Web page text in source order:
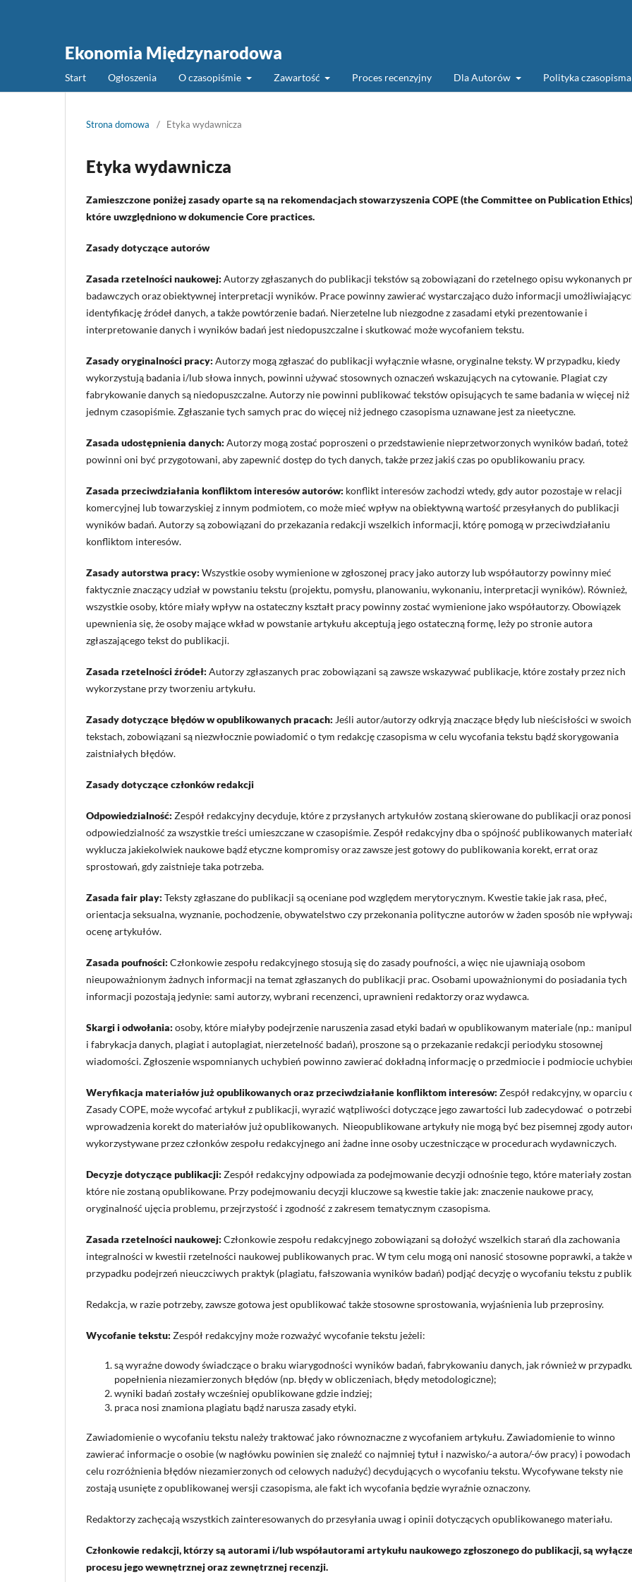
Ekonomia Międzynarodowa
Start Ogłoszenia O czasopiśmie Zawartość Proces recenzyjny Dla Autorów Polityka czasopisma
Strona domowa / Etyka wydawnicza
Etyka wydawnicza
Zamieszczone poniżej zasady oparte są na rekomendacjach stowarzyszenia COPE (the Committee on Publication
które uwzględniono w dokumencie Core practices.
Zasady dotyczące autorów
Zasada rzetelności naukowej: Autorzy zgłaszanych do publikacji tekstów są zobowiązani do rzetelnego opisu wykonanych
badawczych oraz obiektywnej interpretacji wyników. Prace powinny zawierać wystarczająco dużo informacji
identyfikację źródeł danych, a także powtórzenie badań. Nierzetelne lub niezgodne z zasadami etyki prezentowanie i
interpretowanie danych i wyników badań jest niedopuszczalne i skutkować może wycofaniem tekstu.
Zasady oryginalności pracy: Autorzy mogą zgłaszać do publikacji wyłącznie własne, oryginalne teksty. W przypadku, kiedy
wykorzystują badania i/lub słowa innych, powinni używać stosownych oznaczeń wskazujących na cytowanie. Plagiat czy
fabrykowanie danych są niedopuszczalne. Autorzy nie powinni publikować tekstów opisujących te same badania w więcej niż
jednym czasopiśmie. Zgłaszanie tych samych prac do więcej niż jednego czasopisma uznawane jest za nieetyczne.
Zasada udostępnienia danych: Autorzy mogą zostać poproszeni o przedstawienie nieprzetworzonych wyników badań, toteż
powinni oni być przygotowani, aby zapewnić dostęp do tych danych, także przez jakiś czas po opublikowaniu pracy.
Zasada przeciwdziałania konfliktom interesów autorów: konflikt interesów zachodzi wtedy, gdy autor pozostaje w relacji
komercyjnej lub towarzyskiej z innym podmiotem, co może mieć wpływ na obiektywną wartość przesyłanych do publikacji
wyników badań. Autorzy są zobowiązani do przekazania redakcji wszelkich informacji, którę pomogą w przeciwdziałaniu
konfliktom interesów.
Zasady autorstwa pracy: Wszystkie osoby wymienione w zgłoszonej pracy jako autorzy lub współautorzy powinny mieć
faktycznie znaczący udział w powstaniu tekstu (projektu, pomysłu, planowaniu, wykonaniu, interpretacji wyników). Również,
wszystkie osoby, które miały wpływ na ostateczny kształt pracy powinny zostać wymienione jako współautorzy. Obowiązek
upewnienia się, że osoby mające wkład w powstanie artykułu akceptują jego ostateczną formę, leży po stronie autora
zgłaszającego tekst do publikacji.
Zasada rzetelności źródeł: Autorzy zgłaszanych prac zobowiązani są zawsze wskazywać publikacje, które zostały przez nich
wykorzystane przy tworzeniu artykułu.
Zasady dotyczące błędów w opublikowanych pracach: Jeśli autor/autorzy odkryją znaczące błędy lub nieścisłości w swoich
tekstach, zobowiązani są niezwłocznie powiadomić o tym redakcję czasopisma w celu wycofania tekstu bądź skorygowania
zaistniałych błędów.
Zasady dotyczące członków redakcji
Odpowiedzialność: Zespół redakcyjny decyduje, które z przysłanych artykułów zostaną skierowane do publikacji oraz ponosi
odpowiedzialność za wszystkie treści umieszczane w czasopiśmie. Zespół redakcyjny dba o spójność publikowanych
wyklucza jakiekolwiek naukowe bądź etyczne kompromisy oraz zawsze jest gotowy do publikowania korekt, errat oraz
sprostowań, gdy zaistnieje taka potrzeba.
Zasada fair play: Teksty zgłaszane do publikacji są oceniane pod względem merytorycznym. Kwestie takie jak rasa, płeć,
orientacja seksualna, wyznanie, pochodzenie, obywatelstwo czy przekonania polityczne autorów w żaden sposób nie
ocenę artykułów.
Zasada poufności: Członkowie zespołu redakcyjnego stosują się do zasady poufności, a więc nie ujawniają osobom
nieupoważnionym żadnych informacji na temat zgłaszanych do publikacji prac. Osobami upoważnionymi do posiadania tych
informacji pozostają jedynie: sami autorzy, wybrani recenzenci, uprawnieni redaktorzy oraz wydawca.
Skargi i odwołania: osoby, które miałyby podejrzenie naruszenia zasad etyki badań w opublikowanym materiale (np.:
i fabrykacja danych, plagiat i autoplagiat, nierzetelność badań), proszone są o przekazanie redakcji periodyku stosownej
wiadomości. Zgłoszenie wspomnianych uchybień powinno zawierać dokładną informację o przedmiocie i podmiocie
Weryfikacja materiałów już opublikowanych oraz przeciwdziałanie konfliktom interesów: Zespół redakcyjny, w oparciu
Zasady COPE, może wycofać artykuł z publikacji, wyrazić wątpliwości dotyczące jego zawartości lub zadecydować o
wprowadzenia korekt do materiałów już opublikowanych. Nieopublikowane artykuły nie mogą być bez pisemnej zgody
wykorzystywane przez członków zespołu redakcyjnego ani żadne inne osoby uczestniczące w procedurach wydawniczych.
Decyzje dotyczące publikacji: Zespół redakcyjny odpowiada za podejmowanie decyzji odnośnie tego, które materiały
które nie zostaną opublikowane. Przy podejmowaniu decyzji kluczowe są kwestie takie jak: znaczenie naukowe pracy,
oryginalność ujęcia problemu, przejrzystość i zgodność z zakresem tematycznym czasopisma.
Zasada rzetelności naukowej: Członkowie zespołu redakcyjnego zobowiązani są dołożyć wszelkich starań dla zachowania
integralności w kwestii rzetelności naukowej publikowanych prac. W tym celu mogą oni nanosić stosowne poprawki, a także
przypadku podejrzeń nieuczciwych praktyk (plagiatu, fałszowania wyników badań) podjąć decyzję o wycofaniu tekstu z
Redakcja, w razie potrzeby, zawsze gotowa jest opublikować także stosowne sprostowania, wyjaśnienia lub przeprosiny.
Wycofanie tekstu: Zespół redakcyjny może rozważyć wycofanie tekstu jeżeli:
są wyraźne dowody świadczące o braku wiarygodności wyników badań, fabrykowaniu danych, jak również w
popełnienia niezamierzonych błędów (np. błędy w obliczeniach, błędy metodologiczne);
wyniki badań zostały wcześniej opublikowane gdzie indziej;
praca nosi znamiona plagiatu bądź narusza zasady etyki.
Zawiadomienie o wycofaniu tekstu należy traktować jako równoznaczne z wycofaniem artykułu. Zawiadomienie to winno
zawierać informacje o osobie (w nagłówku powinien się znaleźć co najmniej tytuł i nazwisko/-a autora/-ów pracy) i
celu rozróżnienia błędów niezamierzonych od celowych nadużyć) decydujących o wycofaniu tekstu. Wycofywane teksty nie
zostają usunięte z opublikowanej wersji czasopisma, ale fakt ich wycofania będzie wyraźnie oznaczony.
Redaktorzy zachęcają wszystkich zainteresowanych do przesyłania uwag i opinii dotyczących opublikowanego materiału.
Członkowie redakcji, którzy są autorami i/lub współautorami artykułu naukowego zgłoszonego do publikacji, są
procesu jego wewnętrznej oraz zewnętrznej recenzji.